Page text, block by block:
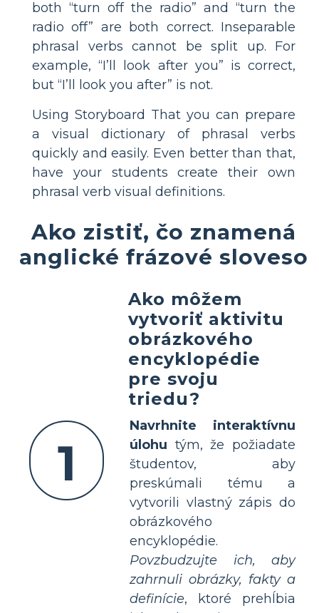
both “turn off the radio” and “turn the
radio off” are both correct. Inseparable
phrasal verbs cannot be split up. For
example, “I’ll look after you” is correct,
but “I’ll look you after” is not.
Using Storyboard That you can prepare
a visual dictionary of phrasal verbs
quickly and easily. Even better than that,
have your students create their own
phrasal verb visual definitions.
Ako zistiť, čo znamená
anglické frázové sloveso
1
Ako môžem
vytvoriť aktivitu
obrázkového
encyklopédie
pre svoju
triedu?
Navrhnite interaktívnu
úlohu tým, že požiadate
študentov, aby
preskúmali tému a
vytvorili vlastný zápis do
obrázkového
encyklopédie.
Povzbudzujte ich, aby
zahrnuli obrázky, fakty a
definície, ktoré prehĺbia